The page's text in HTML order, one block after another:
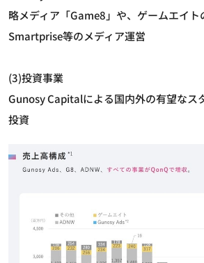
略メディア「Game8」や、ゲームエイト
Smartprise等のメディア運営
(3)投資事業
Gunosy Capitalによる国内外の有望なス
投資